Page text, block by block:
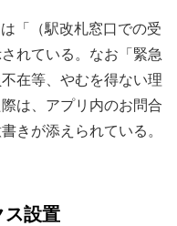
「（駅改札窓口での受
れている。なお「緊急
在等、やむを得ない理
は、アプリ内のお問合
きが添えられている。
ス設置